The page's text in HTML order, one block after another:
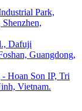
Park,
Dafuji
Guangdong,
Hoan Son IP, Tri
Vietnam.